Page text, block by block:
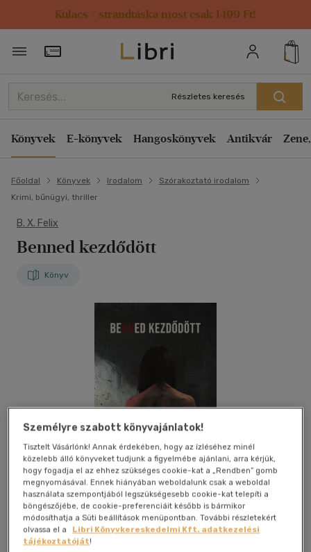
Kulacs / strandtáska most csak 1499 Ft!
Törzsvásárlói Kártya adatai
Részletes keresés
Könyvek E-könyvek Hangoskönyvek Antikvár
Főoldal Könyvek Irodalom
Szórakoztató irodalom
Krimi, bűnügyi, thriller
B. X. Felix
Benned kezdődött
Könyv
Kívánságlistához adom
Személyre szabott könyvajánlatok!
Tisztelt Vásárlónk! Annak érdekében, hogy az ízléséhez minél
közelebb álló könyveket tudjunk a figyelmébe ajánlani, arra kérjük,
hogy fogadja el az ehhez szükséges cookie-kat a „Rendben” gomb
megnyomásával. Ennek hiányában weboldalunk csak a weboldal
használata szempontjából legszükségesebb cookie-kat telepíti a
böngészőjébe, de cookie-preferenciáit később is bármikor
módosíthatja a Süti beállítások menüpontban. További részletekért
olvassa el a
Libri Könyvkereskedelmi Kft. adatkezelési
tájékoztatóját!